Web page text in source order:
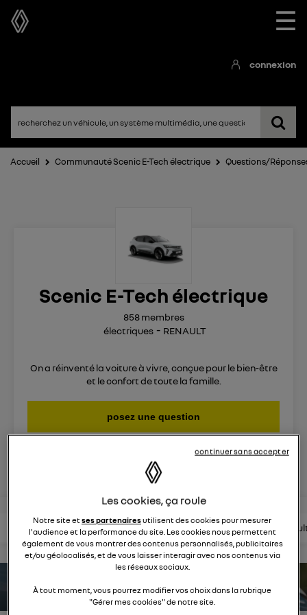
☰
connexion
Accueil Communauté Scenic E-Tech électrique Questions/
Scenic E-Tech électrique
électriques RENAULT
858membres
On a réinventé la voiture à vivre, conçue pour le bien-être
et le confort de toute la famille.
posez une question
rejoignez
lire les questions lire les articles consultez la brochure
estimez votre autonomie
Les cookies, ça roule
Notre site etses partenairesutilisent des cookies pour mesurer
l'audience et la performance du site. Les cookies nous permettent
également de vous montrer des contenus personnalisés, publicitaires
et/ou géolocalisés, et de vous laisser interagir avec nos contenus via
les réseaux sociaux.
À tout moment, vous pourrez modifier vos choix dans la rubrique
"Gérer mes cookies" de notre site.
continuer sans accepter